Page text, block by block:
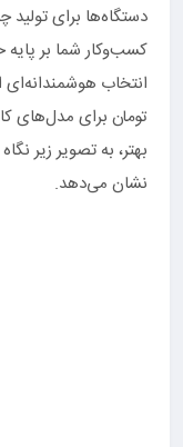
دستگاه‌ها برای
کسب‌وکار شما بر
بهتر، به تصویر زیر
نشان می‌دهد.